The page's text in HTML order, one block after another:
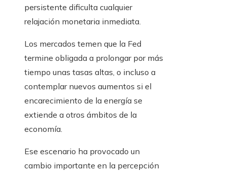
persistente dificulta cualquier
relajación monetaria inmediata.
Los mercados temen que la Fed
termine obligada a prolongar por más
tiempo unas tasas altas, o incluso a
contemplar nuevos aumentos si el
encarecimiento de la energía se
extiende a otros ámbitos de la
economía.
Ese escenario ha provocado un
cambio importante en la percepción